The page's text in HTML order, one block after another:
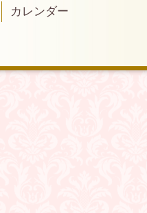
カレンダー